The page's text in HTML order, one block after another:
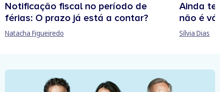
Notificação fiscal no período de
férias: O prazo já está a contar?
Natacha Figueiredo
Ainda
não é
Sílvia Dias